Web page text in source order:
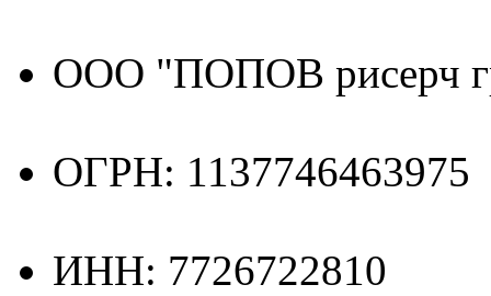
ООО "ПОПОВ рисерч
ОГРН: 1137746463975
ИНН: 7726722810